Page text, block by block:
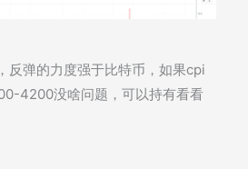
反弹的力度强于比特币，如果cpi
4200没啥问题，可以持有看看